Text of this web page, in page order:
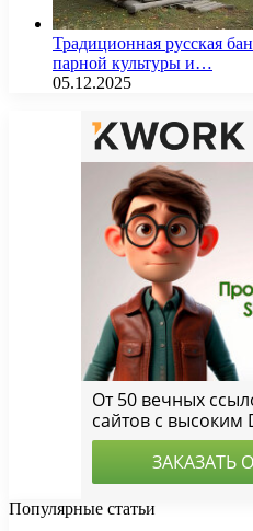
Традиционная русская
парной культуры и…
05.12.2025
Популярные статьи